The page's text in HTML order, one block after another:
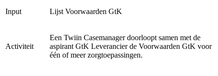
Input Lijst Voorwaarden GtK
Activiteit
Een Twiin Casemanager doorloopt samen met de
aspirant GtK Leverancier de Voorwaarden GtK voor
één of meer zorgtoepassingen.